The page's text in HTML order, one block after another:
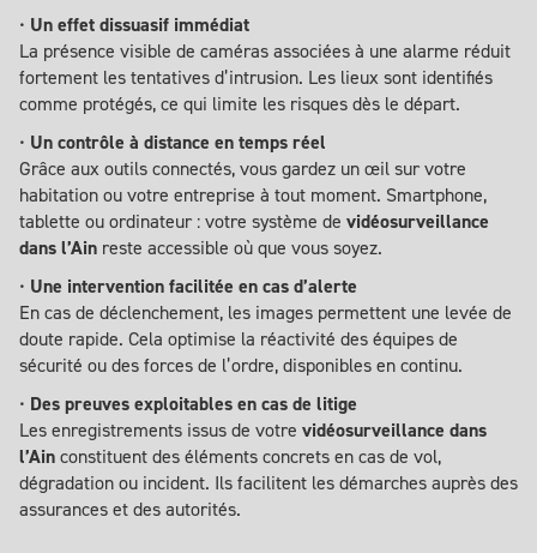
• Un effet dissuasif immédiat
La présence visible de caméras associées à une alarme réduit
fortement les tentatives d’intrusion. Les lieux sont identifiés
comme protégés, ce qui limite les risques dès le départ.
• Un contrôle à distance en temps réel
Grâce aux outils connectés, vous gardez un œil sur votre
habitation ou votre entreprise à tout moment. Smartphone,
tablette ou ordinateur : votre système de vidéosurveillance
dans l’Ain reste accessible où que vous soyez.
• Une intervention facilitée en cas d’alerte
En cas de déclenchement, les images permettent une levée de
doute rapide. Cela optimise la réactivité des équipes de
sécurité ou des forces de l’ordre, disponibles en continu.
• Des preuves exploitables en cas de litige
Les enregistrements issus de votre vidéosurveillance dans
l’Ainconstituent des éléments concrets en cas de vol,
dégradation ou incident. Ils facilitent les démarches auprès des
assurances et des autorités.